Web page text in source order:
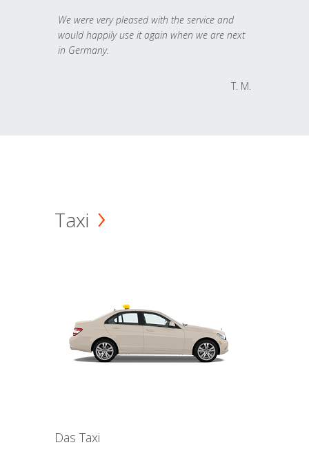
We were very pleased with the service and
would happily use it again when we are next
in Germany.
T. M.
Taxi
Das Taxi